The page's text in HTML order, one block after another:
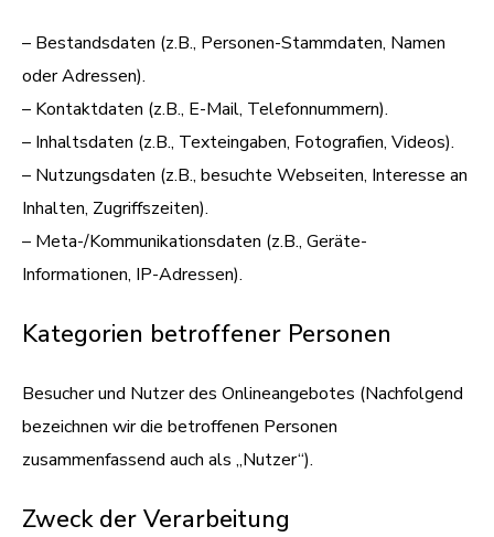
– Bestandsdaten (z.B., Personen-Stammdaten, Namen
oder Adressen).
– Kontaktdaten (z.B., E-Mail, Telefonnummern).
– Inhaltsdaten (z.B., Texteingaben, Fotografien, Videos).
– Nutzungsdaten (z.B., besuchte Webseiten, Interesse an
Inhalten, Zugriffszeiten).
– Meta-/Kommunikationsdaten (z.B., Geräte-
Informationen, IP-Adressen).
Kategorien betroffener Personen
Besucher und Nutzer des Onlineangebotes (Nachfolgend
bezeichnen wir die betroffenen Personen
zusammenfassend auch als „Nutzer“).
Zweck der Verarbeitung